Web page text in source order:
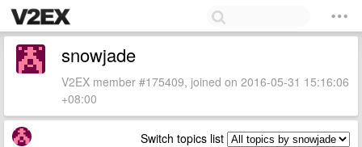
snowjade
V2EX member #175409, joined on 2016-05-31 15:16:06
+08:00
Switch topics list